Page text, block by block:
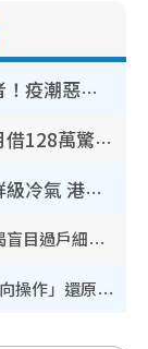
奪命寄生蟲｜食生菜狂瀉首現死者！疫潮惡化錄1.8萬宗病例 揭洗菜3大謬誤
銀行高層戀上水療女技師！兩個月借128萬驚覺「沉船」沉落火海 揭背後疑似邪教操控賣淫
內地客歎港人唔識老！揭港鐵保鮮級冷氣 港人求放過：咪投訴
牙線棒亂用隨時越清越污糟！牙醫驚揭盲目過戶細菌恐致蛀牙：呢種先係日常真保養
WhatsApp預設貼圖點刪？揭1招「反向操作」還原簡潔介面 附3步實測教學